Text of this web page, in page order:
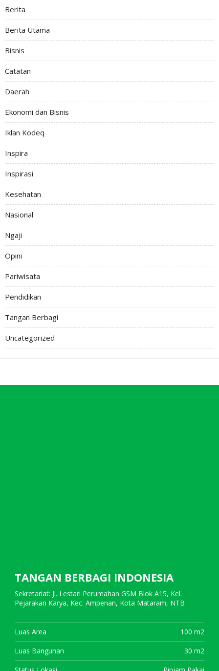
Berita
Berita Utama
Bisnis
Catatan
Daerah
Ekonomi dan Bisnis
Iklan Kodeq
Inspira
Inspirasi
Kesehatan
Nasional
Ngaji
Opini
Pariwisata
Pendidikan
Tangan Berbagi
Uncategorized
TANGAN BERBAGI INDONESIA
Sekretariat: Jl. Lestari Perumahan GSM Blok A15, Kel.
Pejarakan Karya, Kec. Ampenan, Kota Mataram, NTB
Luas Area 100 m2
Luas Bangunan 30 m2